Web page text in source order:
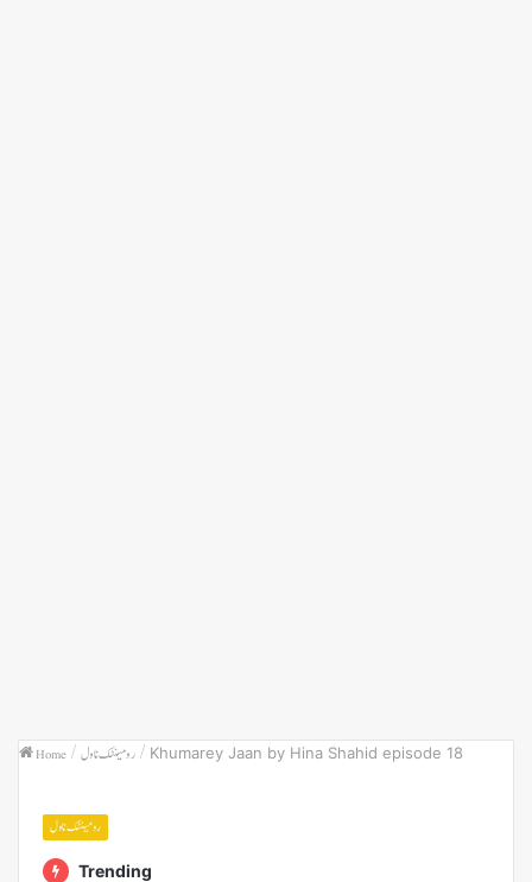
Home / رومینٹک ناول / Khumarey Jaan by Hina Shahid episode 18
رومینٹک ناول
Trending